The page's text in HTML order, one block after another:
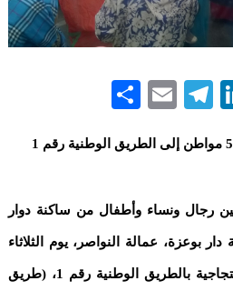
LinkedIn
Telegram
Email
مواطن ما بين رجال ونساء وأطفال من ساكنة دوار
دار بوعزة، عمالة النواصر، يوم الثلاثاء
17 أكتوبر 2017، في وقفة احتجاجية بالطريق الوطنية رقم 1، (طريق